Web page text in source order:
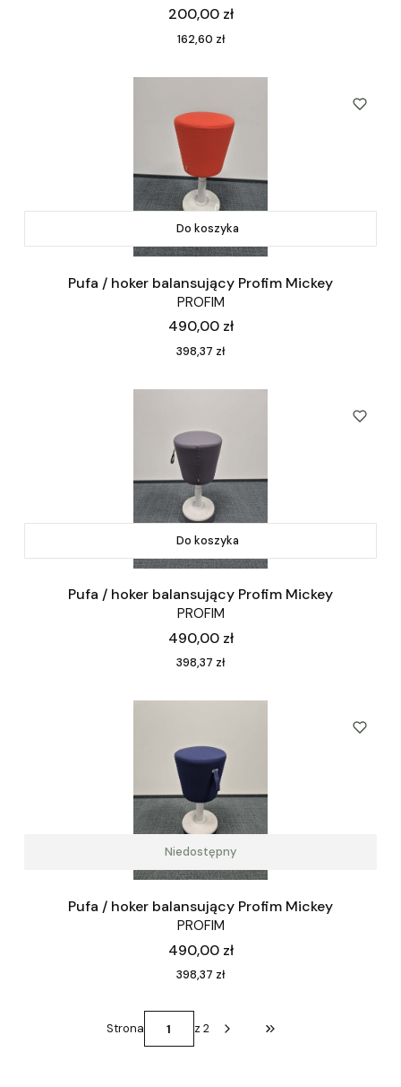
Cena
200,00 zł
Cena
162,60 zł
Do koszyka
Pufa / hoker balansujący Profim Mickey
PROFIM
Cena
490,00 zł
Cena
398,37 zł
Do koszyka
Pufa / hoker balansujący Profim Mickey
PROFIM
Cena
490,00 zł
Cena
398,37 zł
Niedostępny
Pufa / hoker balansujący Profim Mickey
PROFIM
Cena
490,00 zł
Cena
398,37 zł
Strona z 2 Przejdź do ostatniej